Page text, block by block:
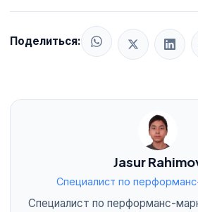
Поделиться:
Jasur
Специалист по
Специалист по перформанс-